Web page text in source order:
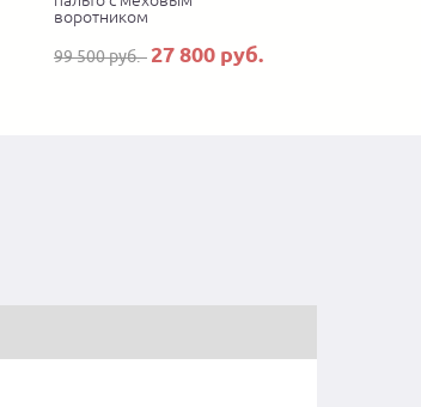
воротником
99 500 руб. 27 800 руб.